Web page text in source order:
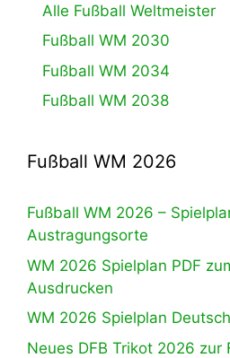
Alle Fußball Weltmeister
Fußball WM 2030
Fußball WM 2034
Fußball WM 2038
Fußball WM 2026
Fußball WM 2026 –
Austragungsorte
WM 2026 Spielplan PDF
Ausdrucken
WM 2026 Spielplan
Neues DFB Trikot 2026 zur